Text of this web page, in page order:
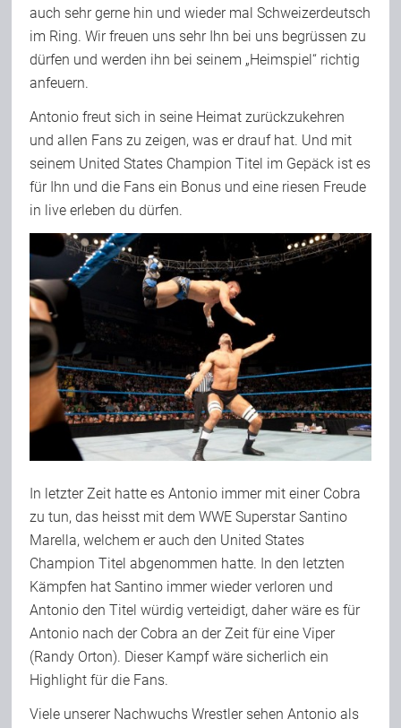
Team
Join Us
Support Us
Kalender
Playlisten
auch sehr gerne hin und wieder mal Schweizerdeutsch
im Ring. Wir freuen uns sehr Ihn bei uns begrüssen zu
dürfen und werden ihn bei seinem „Heimspiel“ richtig
anfeuern.
Antonio freut sich in seine Heimat zurückzukehren
und allen Fans zu zeigen, was er drauf hat. Und mit
seinem United States Champion Titel im Gepäck ist es
für Ihn und die Fans ein Bonus und eine riesen Freude
in live erleben du dürfen.
In letzter Zeit hatte es Antonio immer mit einer Cobra
zu tun, das heisst mit dem WWE Superstar Santino
Marella, welchem er auch den United States
Champion Titel abgenommen hatte. In den letzten
Kämpfen hat Santino immer wieder verloren und
Antonio den Titel würdig verteidigt, daher wäre es für
Antonio nach der Cobra an der Zeit für eine Viper
(Randy Orton). Dieser Kampf wäre sicherlich ein
Highlight für die Fans.
Viele unserer Nachwuchs Wrestler sehen Antonio als